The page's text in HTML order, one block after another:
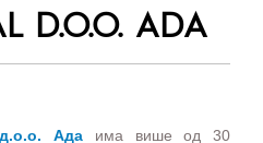
D.O.O. ADA
Ада има више од 30